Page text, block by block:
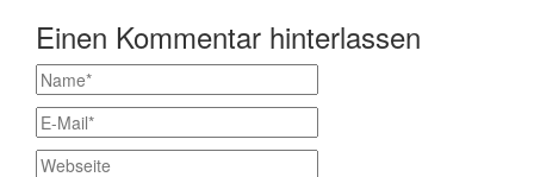
Einen Kommentar hinterlassen